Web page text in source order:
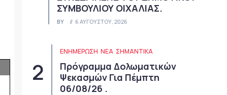
ΣΥΜΒΟΥΛΙΟΥ ΟΙΧΑΛΙΑΣ.
BY 6 ΑΥΓΟΎΣΤΟΥ, 2026
ΕΝΗΜΕΡΩΣΗ ΝΈΑ ΣΗΜΑΝΤΙΚΆ
Πρόγραμμα Δολωματικών
Ψεκασμών Για Πέμπτη
06/08/26 .